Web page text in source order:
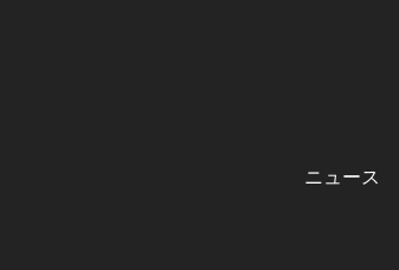
ニュース